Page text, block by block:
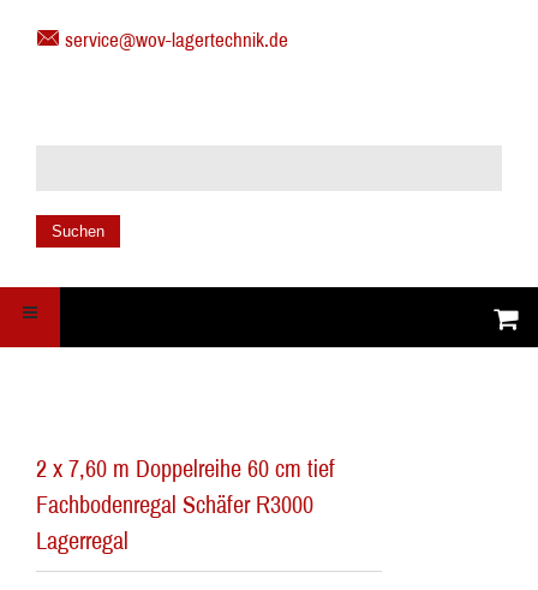
service@wov-lagertechnik.de
Suchen
2 x 7,60 m Doppelreihe 60 cm tief
Fachbodenregal Schäfer R3000
Lagerregal